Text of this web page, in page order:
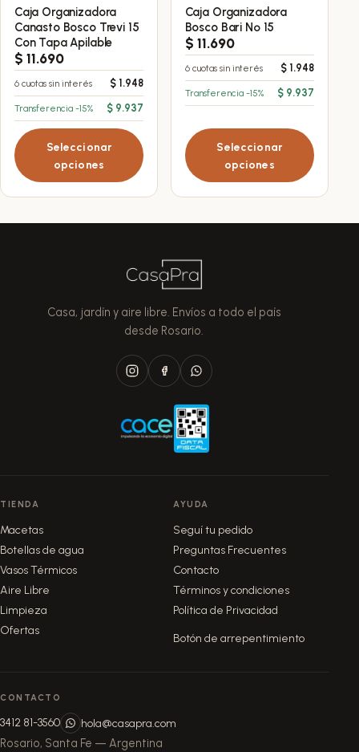
Caja Organizadora
Canasto Bosco Trevi 15
Con Tapa Apilable
$ 11.690
6 cuotas sin interés $ 1.948
Transferencia -15% $ 9.937
Seleccionar
opciones
Este
producto
tiene
múltiples
variantes.
Las
opciones
se
pueden
elegir
Caja Organizadora
Bosco Bari Nº 15
$ 11.690
6 cuotas sin interés $1.948
Transferencia -15% $9.937
Seleccionar
opciones
Este
producto
tiene
múltiples
variantes.
opciones
se
pueden
elegir
de
Casa, jardín y aire libre. Envíos a todo el país
desde Rosario.
TIENDA
Macetas
Botellas de agua
Vasos Térmicos
Aire Libre
Limpieza
Ofertas
AYUDA
Seguí tu pedido
Preguntas Frecuentes
Contacto
Términos y condiciones
Política de Privacidad
Botón de arrepentimiento
CONTACTO
3412 81-3560 hola@casapra.com
Rosario, Santa Fe — Argentina